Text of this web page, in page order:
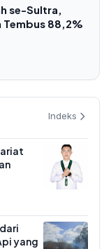
se-Sultra,
Tembus 88,2%
Indeks
yang